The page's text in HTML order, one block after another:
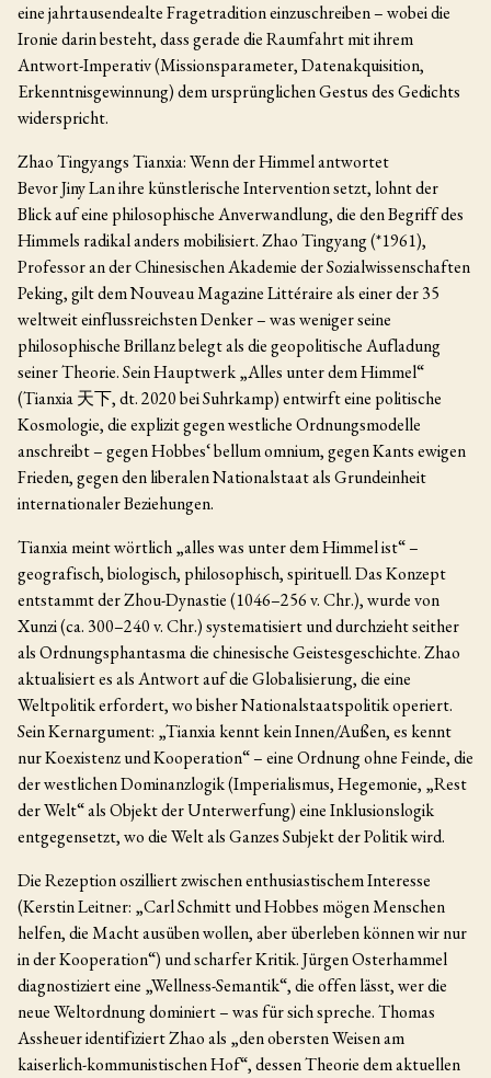
eine jahrtausendealte Fragetradition einzuschreiben – wobei die
Ironie darin besteht, dass gerade die Raumfahrt mit ihrem
Antwort-Imperativ (Missionsparameter, Datenakquisition,
Erkenntnisgewinnung) dem ursprünglichen Gestus des Gedichts
widerspricht.
Zhao Tingyangs Tianxia: Wenn der Himmel antwortet
Bevor Jiny Lan ihre künstlerische Intervention setzt, lohnt der
Blick auf eine philosophische Anverwandlung, die den Begriff des
Himmels radikal anders mobilisiert. Zhao Tingyang (*1961),
Professor an der Chinesischen Akademie der Sozialwissenschaften
Peking, gilt dem Nouveau Magazine Littéraire als einer der 35
weltweit einflussreichsten Denker – was weniger seine
philosophische Brillanz belegt als die geopolitische Aufladung
seiner Theorie. Sein Hauptwerk „Alles unter dem Himmel“
(Tianxia 天下, dt. 2020 bei Suhrkamp) entwirft eine politische
Kosmologie, die explizit gegen westliche Ordnungsmodelle
anschreibt – gegen Hobbes‘ bellum omnium, gegen Kants ewigen
Frieden, gegen den liberalen Nationalstaat als Grundeinheit
internationaler Beziehungen.
Tianxia meint wörtlich „alles was unter dem Himmel ist“ –
geografisch, biologisch, philosophisch, spirituell. Das Konzept
entstammt der Zhou-Dynastie (1046–256 v. Chr.), wurde von
Xunzi (ca. 300–240 v. Chr.) systematisiert und durchzieht seither
als Ordnungsphantasma die chinesische Geistesgeschichte. Zhao
aktualisiert es als Antwort auf die Globalisierung, die eine
Weltpolitik erfordert, wo bisher Nationalstaatspolitik operiert.
Sein Kernargument: „Tianxia kennt kein Innen/Außen, es kennt
nur Koexistenz und Kooperation“ – eine Ordnung ohne Feinde, die
der westlichen Dominanzlogik (Imperialismus, Hegemonie, „Rest
der Welt“ als Objekt der Unterwerfung) eine Inklusionslogik
entgegensetzt, wo die Welt als Ganzes Subjekt der Politik wird.
Die Rezeption oszilliert zwischen enthusiastischem Interesse
(Kerstin Leitner: „Carl Schmitt und Hobbes mögen Menschen
helfen, die Macht ausüben wollen, aber überleben können wir nur
in der Kooperation“) und scharfer Kritik. Jürgen Osterhammel
diagnostiziert eine „Wellness-Semantik“, die offen lässt, wer die
neue Weltordnung dominiert – was für sich spreche. Thomas
Assheuer identifiziert Zhao als „den obersten Weisen am
kaiserlich-kommunistischen Hof“, dessen Theorie dem aktuellen